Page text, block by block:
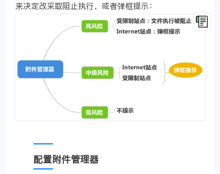
来决定改采取阻止执行，或者弹框提示：
配置附件管理器